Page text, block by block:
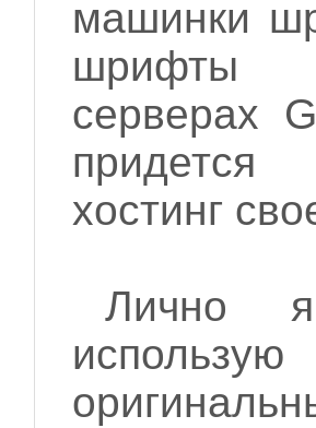
машинки
шрифты
серверах
придется
хостинг
Лично